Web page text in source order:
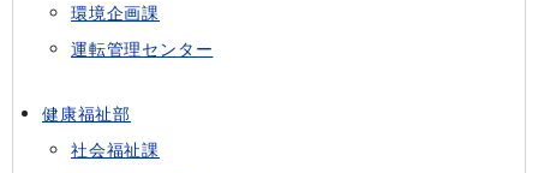
環境企画課
運転管理センター
健康福祉部
社会福祉課